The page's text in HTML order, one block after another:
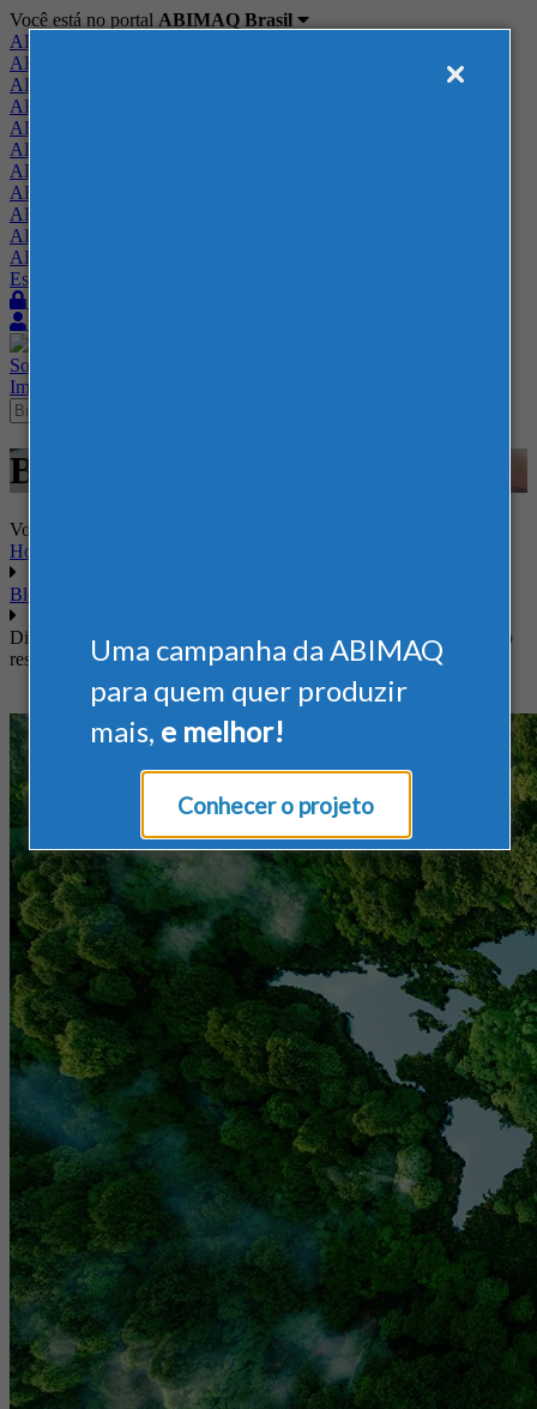
Uma campanha da ABIMAQ
para quem quer produzir
mais, e melhor!
Conhecer o projeto
Você está no portal ABIMAQ Brasil
ABIMAQ Brasil
ABIMAQ Minas Gerais
ABIMAQ Norte-Nordeste
ABIMAQ Paraná
ABIMAQ Piracicaba
ABIMAQ Ribeirão Preto
ABIMAQ Rio de Janeiro
ABIMAQ Rio Grande do Sul
ABIMAQ Santa Catarina
ABIMAQ São Paulo
ABIMAQ Vale do Paraíba
Escritório de Relações Governamentais
Sobre
Imprensa
Blog
Voltar
Home
Blog
Diante das mudanças climáticas, medidas contra o efeito estufa são
responsabilidades de todos os setores